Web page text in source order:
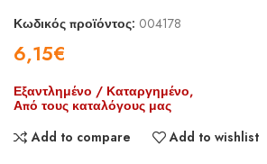
Κωδικός προϊόντος: 004178
6,15€
Εξαντλημένο / Καταργημένο,
Από τους καταλόγους μας
Add to compare
Add to wishlist